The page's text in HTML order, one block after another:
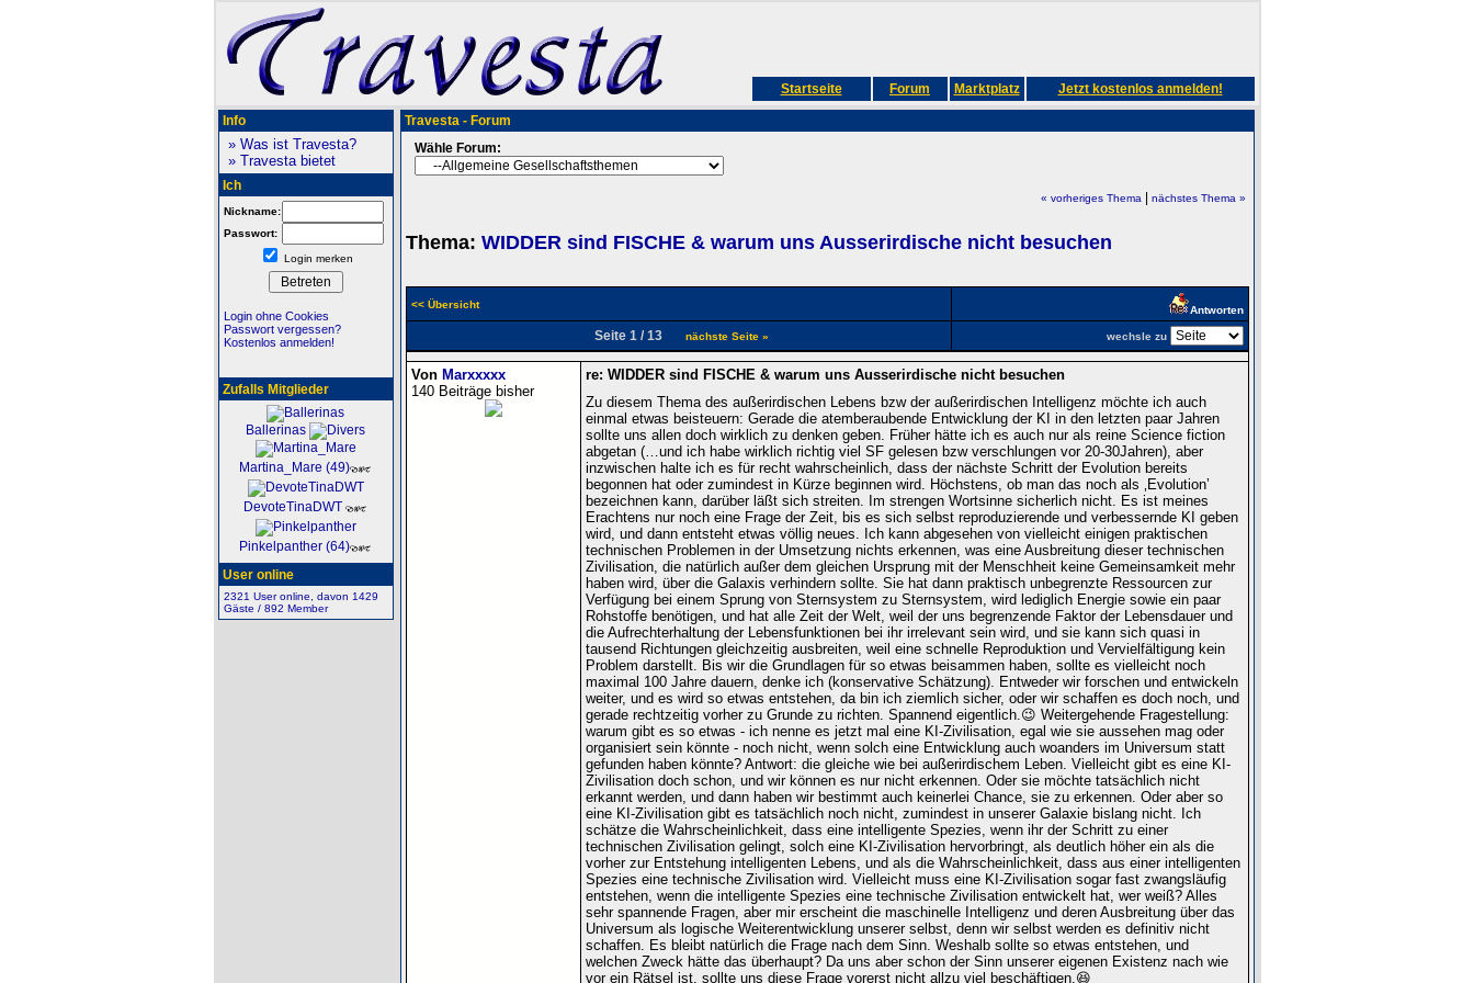
Startseite Forum Marktplatz Jetzt kostenlos anmelden!
Info
» Was ist Travesta?
» Travesta bietet
Ich
Nickname:
Passwort:
Login merken
Login ohne Cookies
Passwort vergessen?
Kostenlos anmelden!
Zufalls Mitglieder
Ballerinas
Martina_Mare (49)
DevoteTinaDWT
Pinkelpanther (64)
User online
2321 User online, davon 1429
Gäste / 892 Member
Travesta - Forum
Wähle Forum:
« vorheriges Thema| nächstes Thema »
Thema: WIDDER sind FISCHE & warum uns Ausserirdische nicht besuchen
<< Übersicht Antworten
Seite 1 / 13 nächste Seite » wechsle zu
Von Marxxxxx
140 Beiträge bisher
re: WIDDER sind FISCHE & warum uns Ausserirdische nicht besuchen
Zu diesem Thema des außerirdischen Lebens bzw der außerirdischen Intelligenz möchte ich auch
einmal etwas beisteuern: Gerade die atemberaubende Entwicklung der KI in den letzten paar Jahren
sollte uns allen doch wirklich zu denken geben. Früher hätte ich es auch nur als reine Science fiction
abgetan (…und ich habe wirklich richtig viel SF gelesen bzw verschlungen vor 20-30Jahren), aber
inzwischen halte ich es für recht wahrscheinlich, dass der nächste Schritt der Evolution bereits
begonnen hat oder zumindest in Kürze beginnen wird. Höchstens, ob man das noch als ‚Evolution’
bezeichnen kann, darüber läßt sich streiten. Im strengen Wortsinne sicherlich nicht. Es ist meines
Erachtens nur noch eine Frage der Zeit, bis es sich selbst reproduzierende und verbessernde KI geben
wird, und dann entsteht etwas völlig neues. Ich kann abgesehen von vielleicht einigen praktischen
technischen Problemen in der Umsetzung nichts erkennen, was eine Ausbreitung dieser technischen
Zivilisation, die natürlich außer dem gleichen Ursprung mit der Menschheit keine Gemeinsamkeit mehr
haben wird, über die Galaxis verhindern sollte. Sie hat dann praktisch unbegrenzte Ressourcen zur
Verfügung bei einem Sprung von Sternsystem zu Sternsystem, wird lediglich Energie sowie ein paar
Rohstoffe benötigen, und hat alle Zeit der Welt, weil der uns begrenzende Faktor der Lebensdauer und
die Aufrechterhaltung der Lebensfunktionen bei ihr irrelevant sein wird, und sie kann sich quasi in
tausend Richtungen gleichzeitig ausbreiten, weil eine schnelle Reproduktion und Vervielfältigung kein
Problem darstellt. Bis wir die Grundlagen für so etwas beisammen haben, sollte es vielleicht noch
maximal 100 Jahre dauern, denke ich (konservative Schätzung). Entweder wir forschen und entwickeln
weiter, und es wird so etwas entstehen, da bin ich ziemlich sicher, oder wir schaffen es doch noch, und
gerade rechtzeitig vorher zu Grunde zu richten. Spannend eigentlich.😉 Weitergehende Fragestellung:
warum gibt es so etwas - ich nenne es jetzt mal eine KI-Zivilisation, egal wie sie aussehen mag oder
organisiert sein könnte - noch nicht, wenn solch eine Entwicklung auch woanders im Universum statt
gefunden haben könnte? Antwort: die gleiche wie bei außerirdischem Leben. Vielleicht gibt es eine KI-
Zivilisation doch schon, und wir können es nur nicht erkennen. Oder sie möchte tatsächlich nicht
erkannt werden, und dann haben wir bestimmt auch keinerlei Chance, sie zu erkennen. Oder aber so
eine KI-Zivilisation gibt es tatsächlich noch nicht, zumindest in unserer Galaxie bislang nicht. Ich
schätze die Wahrscheinlichkeit, dass eine intelligente Spezies, wenn ihr der Schritt zu einer
technischen Zivilisation gelingt, solch eine KI-Zivilisation hervorbringt, als deutlich höher ein als die
vorher zur Entstehung intelligenten Lebens, und als die Wahrscheinlichkeit, dass aus einer intelligenten
Spezies eine technische Zivilisation wird. Vielleicht muss eine KI-Zivilisation sogar fast zwangsläufig
entstehen, wenn die intelligente Spezies eine technische Zivilisation entwickelt hat, wer weiß? Alles
sehr spannende Fragen, aber mir erscheint die maschinelle Intelligenz und deren Ausbreitung über das
Universum als logische Weiterentwicklung unserer selbst, denn wir selbst werden es definitiv nicht
schaffen. Es bleibt natürlich die Frage nach dem Sinn. Weshalb sollte so etwas entstehen, und
welchen Zweck hätte das überhaupt? Da uns aber schon der Sinn unserer eigenen Existenz nach wie
vor ein Rätsel ist, sollte uns diese Frage vorerst nicht allzu viel beschäftigen.😆